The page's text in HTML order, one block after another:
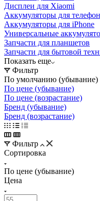
Дисплеи для Xiaomi
Аккумуляторы для
Аккумуляторы для iPhone
Универсальные
Запчасти для планшетов
Запчасти для бытовой
Показать еще
Фильтр
По умолчанию (убывание)
По цене (убывание)
По цене (возрастание)
Бренд (убывание)
Бренд (возрастание)
Фильтр
Сортировка
По цене (убывание)
Цена